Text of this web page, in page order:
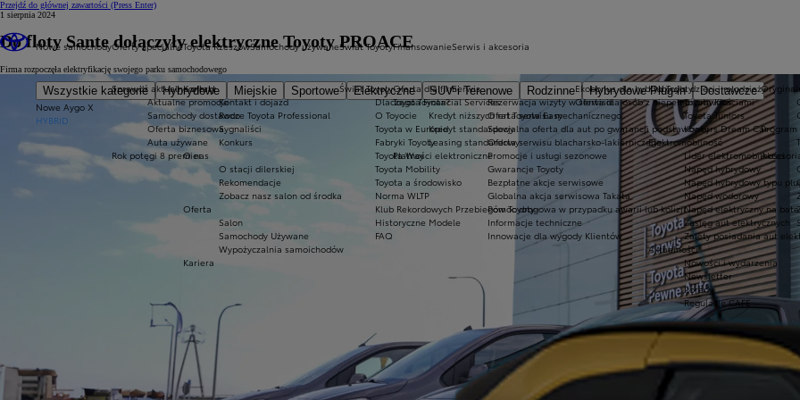
Przejdź do głównej zawartości (Press Enter)
Nowe samochody
Wszystkie kategorie Hybrydowe Miejskie Sportowe Elektryczne SUV i Terenowe Rodzinne Hybrydowe Plug-in
Dostawcze
Nowe Aygo X
HYBRID
Oferty specjalne
Sprawdź aktualne oferty
Aktualne promocje
Samochody dostawcze Toyota Professional
Oferta biznesowa
Auta używane
Rok potęgi 8 premier
Ekobonus dla hybryd Toyoty
Oferta dla osób z niepełnosprawnościami
Toyota Rzeszów
Kontakt
Kontakt i dojazd
Rodo
Sygnaliści
Konkurs
O nas
O stacji dilerskiej
Rekomendacje
Zobacz nasz salon od środka
Oferta
Salon
Samochody Używane
Wypożyczalnia samoichodów
Kariera
Samochody używaneŚwiat Toyoty
Świat Toyoty
Dlaczego Toyota?
O Toyocie
Toyota w Europie
Fabryki Toyoty
Toyota Way
Toyota Mobility
Toyota a środowisko
Norma WLTP
Klub Rekordowych Przebiegów Toyoty
Historyczne Modele
FAQ
Kluby dla dzieci i młodzieży
Toyota Kids
Toyota Juniors
Konkurs Dream Car
Elektromobilność
Lider elektromobilności
Napęd hybrydowy
Napęd hybrydowy typu
Napęd wodorowy
Napęd elektryczny na
Zasięg aut elektrycznych
Zalety posiadania aut
Aktualności
Nowości i wydarzenia
Newsletter
Porady
Regulacje CAFE
Finansowanie
Oferta dla firm
Toyota Financial Services
Kredyt niższych rat Toyota Easy
Kredyt standardowy
Leasing standardowy
Płatności elektroniczne
Serwis i akcesoria
Serwis
Rezerwacja wizyty w serwisie
Oferta serwisu mechanicznego
Specjalna oferta dla aut po gwarancji podstawowej
Oferta serwisu blacharsko-lakierniczego
Promocje i usługi sezonowe
Gwarancje Toyoty
Bezpłatne akcje serwisowe
Globalna akcja serwisowa Takata
Pomoc drogowa w przypadku awarii lub kolizji
Informacje techniczne
Innowacje dla wygody Klientów
Program
1 sierpnia 2024
Do floty Sante dołączyły elektryczne Toyoty PROACE
Firma rozpoczęła elektryfikację swojego parku samochodowego